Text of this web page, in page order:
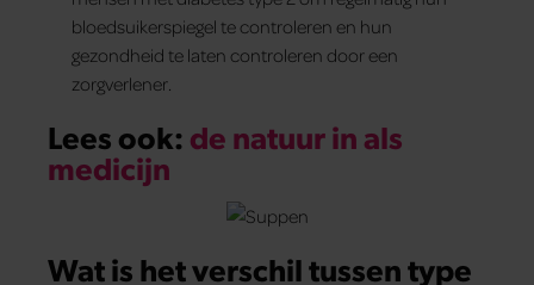
bloedsuikerspiegel te controleren en hun
gezondheid te laten controleren door een
zorgverlener.
Lees ook: de natuur in als
medicijn
Wat is het verschil tussen type